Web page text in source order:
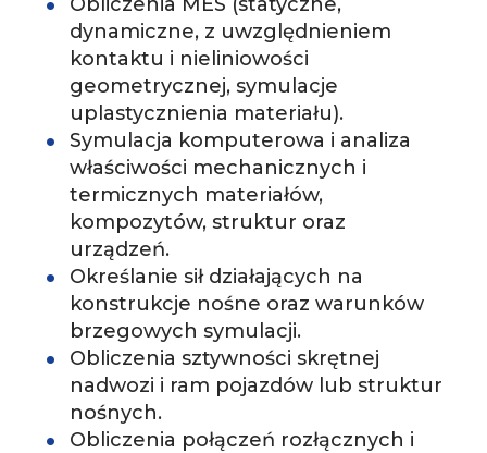
dynamiczne, z uwzględnieniem
kontaktu i nieliniowości
geometrycznej, symulacje
uplastycznienia materiału).
Symulacja komputerowa i analiza
właściwości mechanicznych i
termicznych materiałów,
kompozytów, struktur oraz
urządzeń.
Określanie sił działających na
konstrukcje nośne oraz warunków
brzegowych symulacji.
Obliczenia sztywności skrętnej
nadwozi i ram pojazdów lub struktur
nośnych.
Obliczenia połączeń rozłącznych i